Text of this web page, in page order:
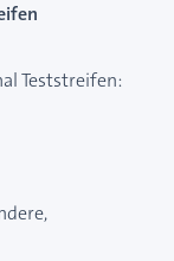
Teststreifen: